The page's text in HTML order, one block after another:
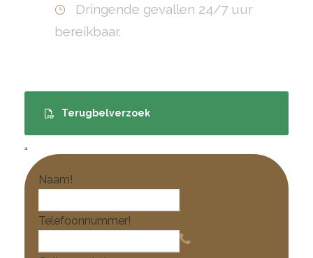
Dringende gevallen 24/7 uur
bereikbaar.
Terugbelverzoek
Naam!
Telefoonnummer!